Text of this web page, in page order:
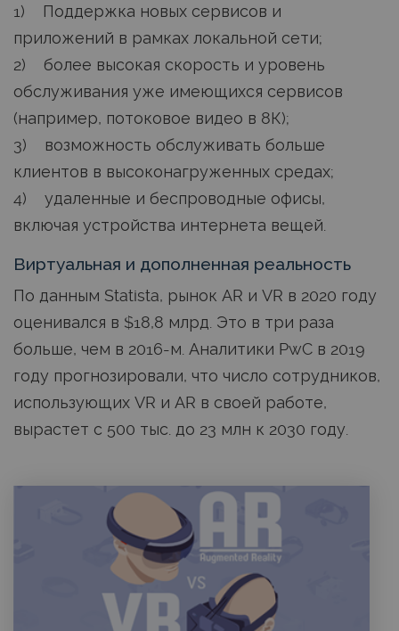
1) Поддержка новых сервисов и
приложений в рамках локальной сети;
2) более высокая скорость и уровень
обслуживания уже имеющихся сервисов
(например, потоковое видео в 8К);
3) возможность обслуживать больше
клиентов в высоконагруженных средах;
4) удаленные и беспроводные офисы,
включая устройства интернета вещей.
Виртуальная и дополненная реальность
По данным Statista, рынок AR и VR в 2020 году
оценивался в $18,8 млрд. Это в три раза
больше, чем в 2016-м. Аналитики PwC в 2019
году прогнозировали, что число сотрудников,
использующих VR и AR в своей работе,
вырастет с 500 тыс. до 23 млн к 2030 году.